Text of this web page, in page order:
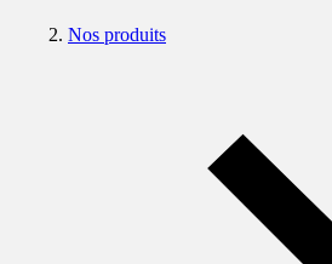
Nos produits